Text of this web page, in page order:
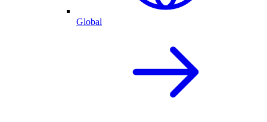
Global